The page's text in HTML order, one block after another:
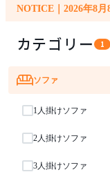
NOTICE｜2026年8
カテゴリー 1
ソファ
1人掛けソファ
2人掛けソファ
3人掛けソファ